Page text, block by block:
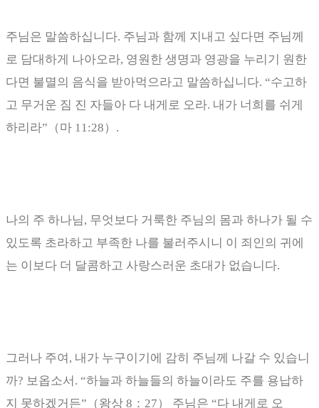
주님은 말씀하십니다. 주님과 함께 지내고 싶다면 주님께
로 담대하게 나아오라, 영원한 생명과 영광을 누리기 원한
다면 불멸의 음식을 받아먹으라고 말씀하십니다. “수고하
고 무거운 짐 진 자들아 다 내게로 오라. 내가 너희를 쉬게
하리라” （ 마 11:28 ） .
나의 주 하나님, 무엇보다 거룩한 주님의 몸과 하나가 될 수
있도록 초라하고 부족한 나를 불러주시니 이 죄인의 귀에
는 이보다 더 달콤하고 사랑스러운 초대가 없습니다.
그러나 주여 , 내가 누구이기에 감히 주님께 나갈 수 있습니
까? 보옵소서 . “하늘과 하늘들의 하늘이라도 주를 용납하
지 못하겠거든” （ 왕상 8 ： 27 ） 주님은 “다 내게로 오